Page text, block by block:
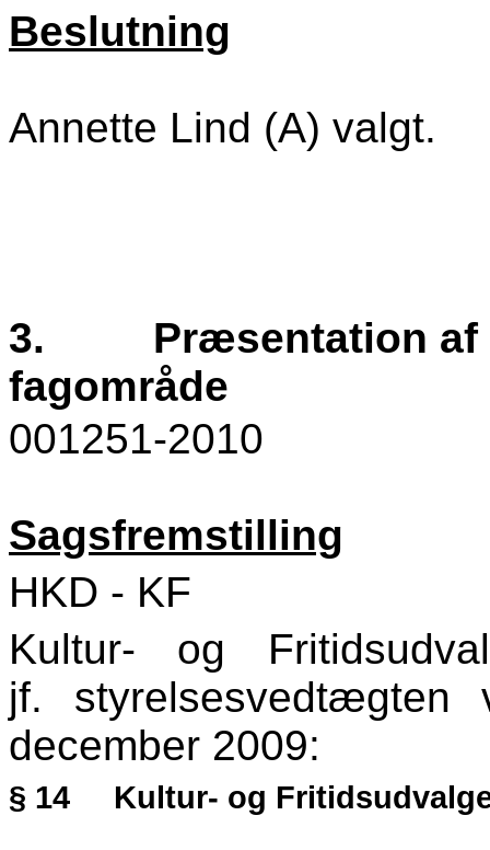
Beslutning
Annette Lind (A) valgt.
3.
Præsentation
fagområde
001251-2010
Sagsfremstilling
HKD - KF
Kultur- og
jf.
december 2009:
§ 14 Kultur- og